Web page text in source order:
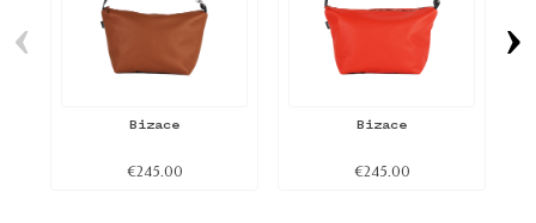
Bizace
€245.00
Bizace
€245.00
‹ ›